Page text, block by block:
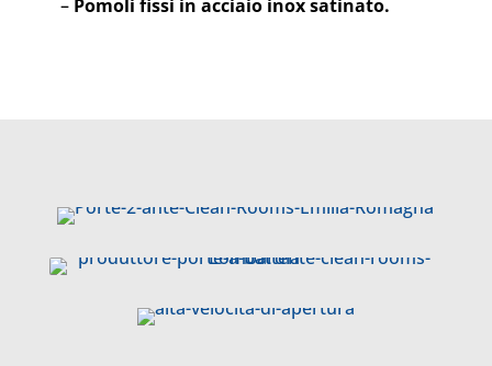
–Pomoli fissi in acciaio inox satinato.